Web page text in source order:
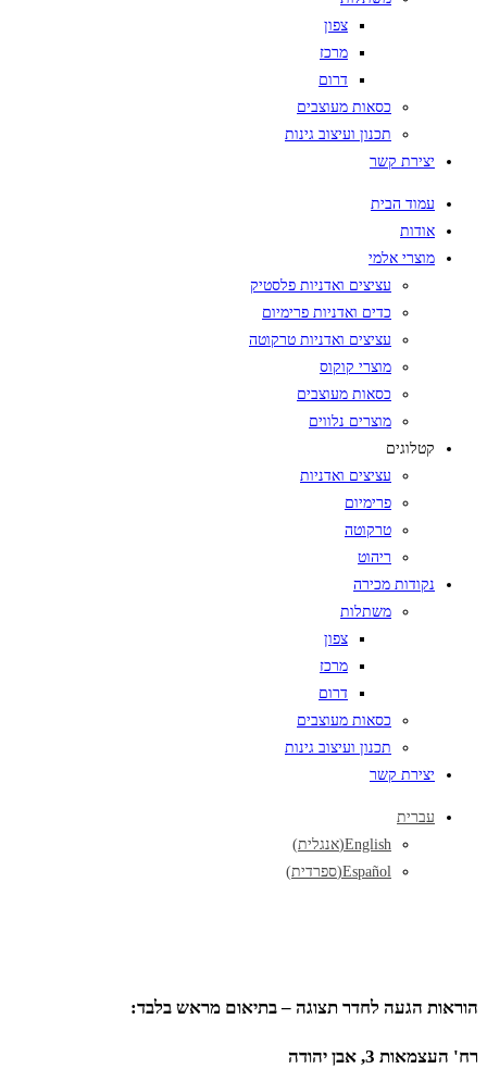
צפון
מרכז
דרום
כסאות מעוצבים
תכנון ועיצוב גינות
יצירת קשר
עמוד הבית
אודות
מוצרי אלמי
עציצים ואדניות פלסטיק
כדים ואדניות פרימיום
עציצים ואדניות טרקוטה
מוצרי קוקוס
כסאות מעוצבים
מוצרים נלווים
קטלוגים
עציצים ואדניות
פרימיום
טרקוטה
ריהוט
נקודות מכירה
משתלות
צפון
מרכז
דרום
כסאות מעוצבים
תכנון ועיצוב גינות
יצירת קשר
עברית
English
(אנגלית)
Español
(ספרדית)
הוראות הגעה לחדר תצוגה – בתיאום מראש בלבד:
רח' העצמאות 3, אבן יהודה